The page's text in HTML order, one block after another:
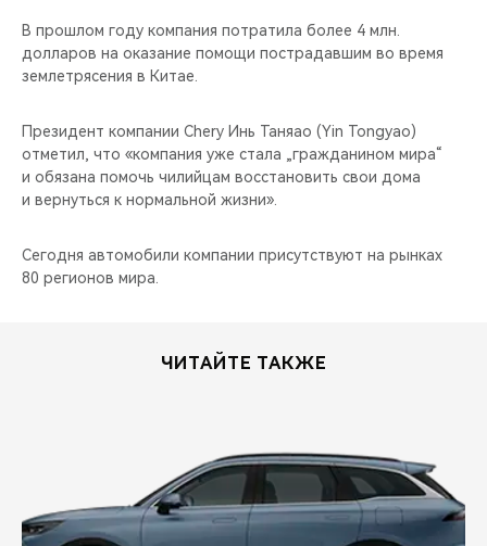
CHERY REMOTE
CHERY И СПОРТ
НАШИ МЕРОПРИЯТИЯ
CHERY ДЛЯ ДЕТЕЙ
В прошлом году компания потратила более 4 млн.
долларов на оказание помощи пострадавшим во время
землетрясения в Китае.
Президент компании Chery Инь Таняао (Yin Tongyao)
отметил, что «компания уже стала „гражданином мира“
и обязана помочь чилийцам восстановить свои дома
и вернуться к нормальной жизни».
Сегодня автомобили компании присутствуют на рынках
80 регионов мира.
ЧИТАЙТЕ ТАКЖЕ